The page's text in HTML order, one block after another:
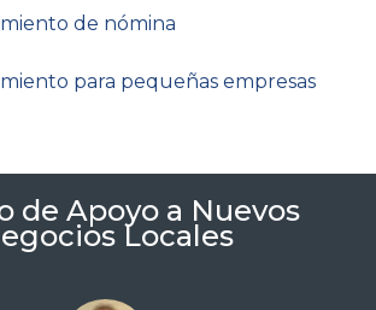
de nómina
para pequeñas empresas
de Apoyo a Nuevos
Locales